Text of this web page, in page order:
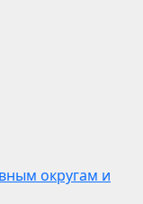
округам и